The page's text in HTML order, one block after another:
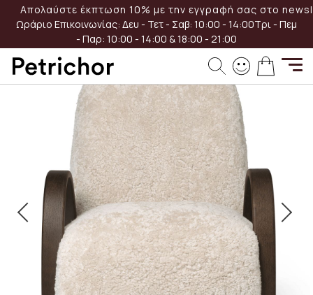
Μετάβαση
στο
Απολαύστε έκπτωση 10% με την εγγραφή σας στο
Ωράριο Επικοινωνίας: Δευ - Τετ - Σαβ: 10:00 - 14:00Τρι - Πεμ
- Παρ: 10:00 - 14:00 & 18:00 - 21:00
Το
Μετάβαση
στο